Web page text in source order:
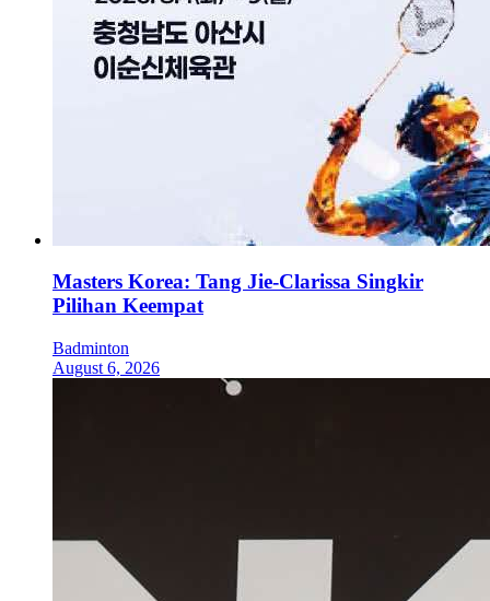
Masters Korea: Tang Jie-Clarissa Singkir
Pilihan Keempat
Badminton
August 6, 2026